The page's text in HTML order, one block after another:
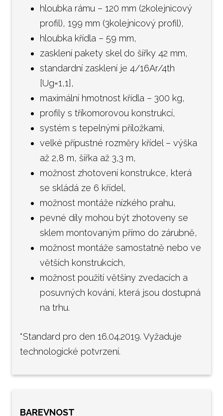
hloubka rámu – 120 mm (2kolejnicový
profil), 199 mm (3kolejnicový profil),
hloubka křídla – 59 mm,
zasklení pakety skel do šířky 42 mm,
standardní zasklení je 4/16Ar/4th
[Ug=1,1],
maximální hmotnost křídla – 300 kg,
profily s tříkomorovou konstrukcí,
systém s tepelnými příložkami,
velké přípustné rozměry křídel – výška
až 2,8 m, šířka až 3,3 m,
možnost zhotovení konstrukce, která
se skládá ze 6 křídel,
možnost montáže nízkého prahu,
pevné díly mohou být zhotoveny se
sklem montovaným přímo do zárubně,
možnost montáže samostatně nebo ve
větších konstrukcích,
možnost použití většiny zvedacích a
posuvných kování, která jsou dostupná
na trhu.
*Standard pro den 16.04.2019. Vyžaduje
technologické potvrzení.
BAREVNOST